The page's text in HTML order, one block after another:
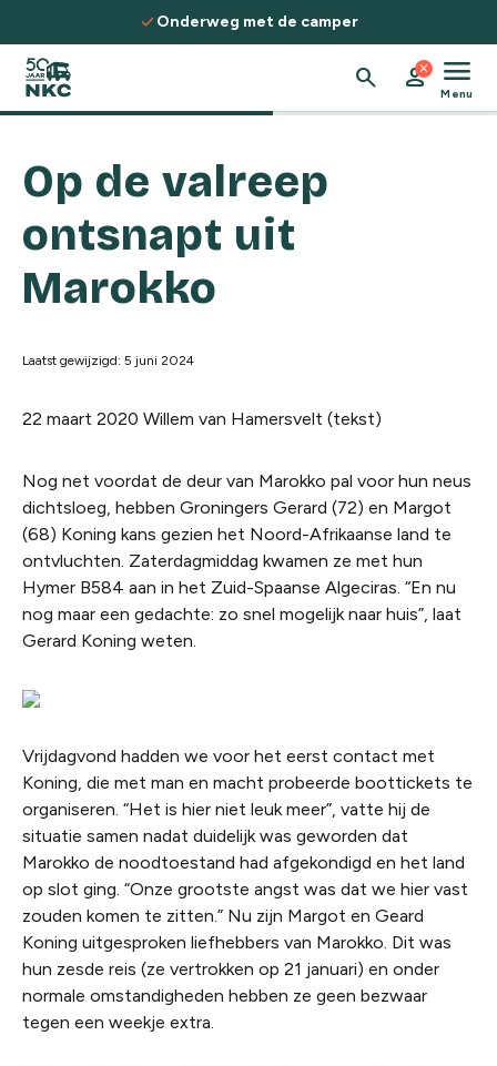
Spring naar de inhoud
checkOnderweg met de camper
search person
close menu
Menu
Op de valreep
ontsnapt uit
Marokko
Laatst gewijzigd: 5 juni 2024
22 maart 2020 Willem van Hamersvelt (tekst)
Nog net voordat de deur van Marokko pal voor hun neus
dichtsloeg, hebben Groningers Gerard (72) en Margot
(68) Koning kans gezien het Noord-Afrikaanse land te
ontvluchten. Zaterdagmiddag kwamen ze met hun
Hymer B584 aan in het Zuid-Spaanse Algeciras. “En nu
nog maar een gedachte: zo snel mogelijk naar huis”, laat
Gerard Koning weten.
Vrijdagvond hadden we voor het eerst contact met
Koning, die met man en macht probeerde boottickets te
organiseren. “Het is hier niet leuk meer”, vatte hij de
situatie samen nadat duidelijk was geworden dat
Marokko de noodtoestand had afgekondigd en het land
op slot ging. “Onze grootste angst was dat we hier vast
zouden komen te zitten.” Nu zijn Margot en Geard
Koning uitgesproken liefhebbers van Marokko. Dit was
hun zesde reis (ze vertrokken op 21 januari) en onder
normale omstandigheden hebben ze geen bezwaar
tegen een weekje extra.